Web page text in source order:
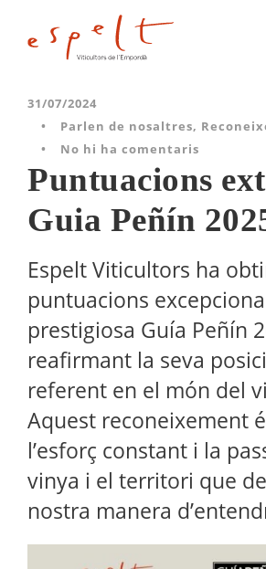
31/07/2024
•
Parlen de nosaltres,
•
No hi ha comentaris
Puntuacions
Guia Peñín
Espelt Viticultors ha
puntuacions
prestigiosa Guía Peñín
reafirmant la seva
referent en el món del
Aquest reconeixement
l’esforç constant i la
vinya i el territori que
nostra manera